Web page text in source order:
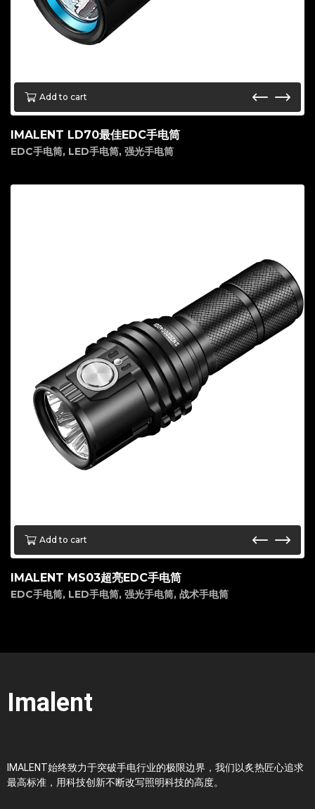
Add to cart
IMALENT LD70最佳EDC手电筒
EDC手电筒, LED手电筒, 强光手电筒
Add to cart
IMALENT MS03超亮EDC手电筒
EDC手电筒, LED手电筒, 强光手电筒, 战术手电筒
Imalent
IMALENT始终致力于突破手电行业的极限边界，我们以炙热匠心追求
最高标准，用科技创新不断改写照明科技的高度。